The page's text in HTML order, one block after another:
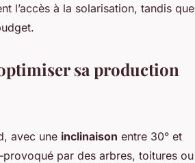
l’accès à la solarisation, tandis que
sa production
avec une inclinaison entre 30° et
par des arbres, toitures ou